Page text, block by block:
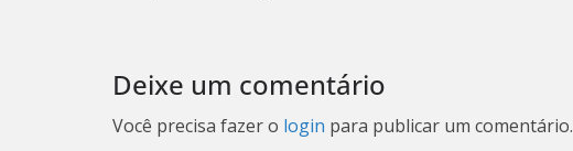
Deixe um comentário
Você precisa fazer o login para publicar um comentário.